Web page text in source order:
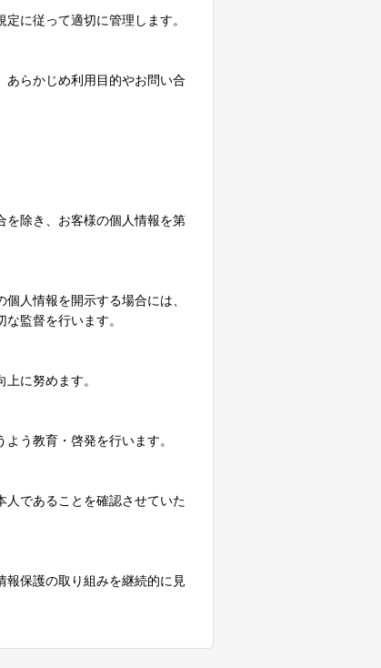
に従って適切に管理します。
あらかじめ利用目的やお問い合
を除き、お客様の個人情報を第
人情報を開示する場合には、
監督を行います。
に努めます。
う教育・啓発を行います。
人であることを確認させていた
報保護の取り組みを継続的に見